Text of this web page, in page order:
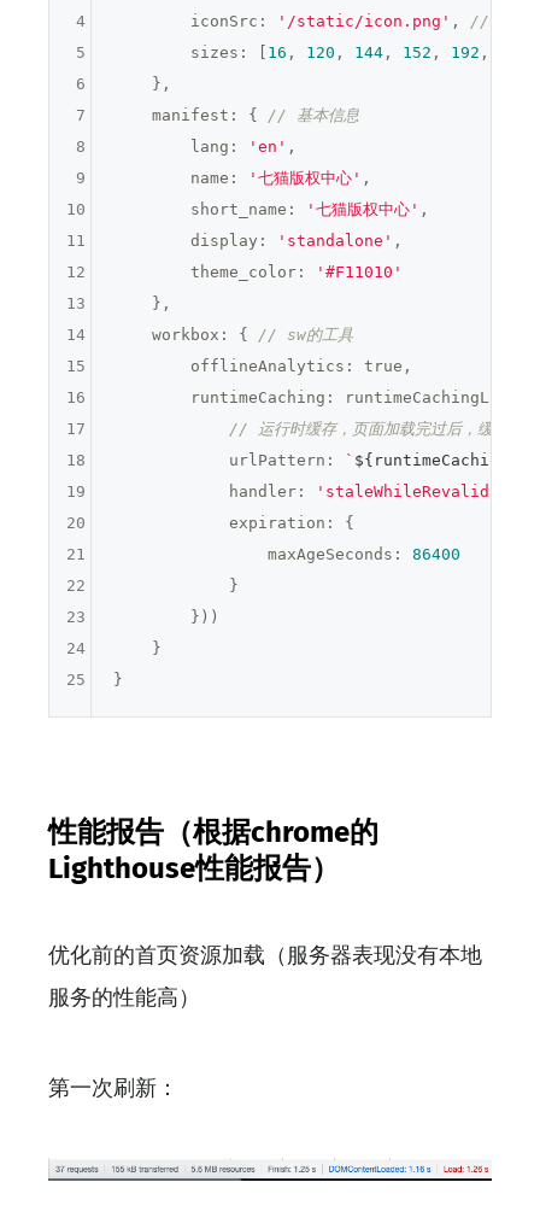
        iconSrc:
'/static/icon.png' ,
// pwa
        sizes: [
16 , 120 , 144, 152 , 192 ,
    },
    manifest: {
// 基本信息
        lang:
'en' ,
        name:
'七猫版权中心' ,
        short_name:
'七猫版权中心' ,
        display:
'standalone' ,
        theme_color:
'#F11010'
    },
    workbox: {
// sw的工具
        offlineAnalytics:
true ,
runtimeCaching:
// 运行时缓存，页面加载完过后，缓存图
            urlPattern:
` ${runtimeCaching}
            handler:
'staleWhileRevalidate'
            expiration: {
                maxAgeSeconds:
86400
            }
        }))
    }
}
4
5
6
7
8
9
10
11
12
13
14
15
16
17
18
19
20
21
22
23
24
25
性能报告（根据chrome的
Lighthouse性能报告）
优化前的首页资源加载（服务器表现没有本地
服务的性能高）
第一次刷新：